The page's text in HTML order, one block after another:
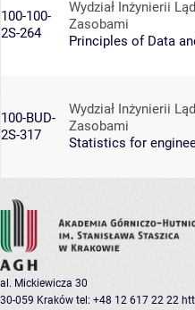
100-100-
2S-264
Wydział Inżynierii
Zasobami
Principles of Data
100-BUD-
2S-317
Wydział Inżynierii
Zasobami
Statistics for
al. Mickiewicza 30
30-059 Kraków tel: +48 12 617 22 22